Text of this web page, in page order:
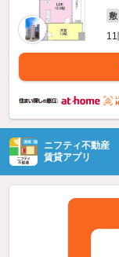
敷
ニフティ不動産
賃貸アプリ